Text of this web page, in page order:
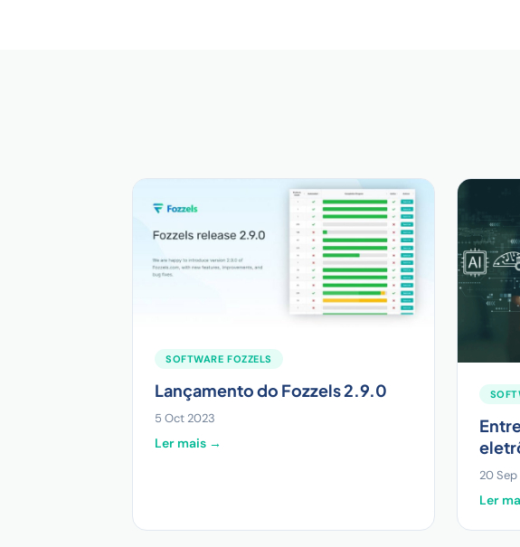
SOFTWARE FOZZELS
Lançamento do Fozzels 2.9.0
5 Oct 2023
Ler mais →
20
Ler